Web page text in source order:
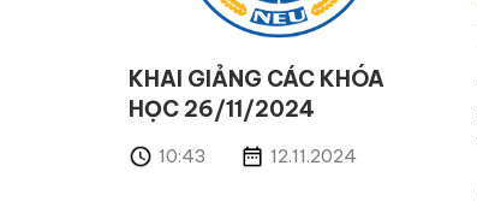
KHAI GIẢNG CÁC KHÓA
HỌC 26/11/2024
10:43 12.11.2024